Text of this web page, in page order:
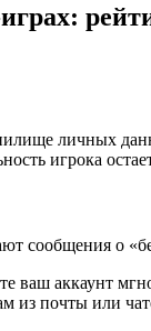
личных
игрока
сообщения о
ваш аккаунт
из почты или